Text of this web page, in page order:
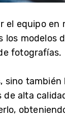
el equipo en
modelos
fotografías.
sino
alta